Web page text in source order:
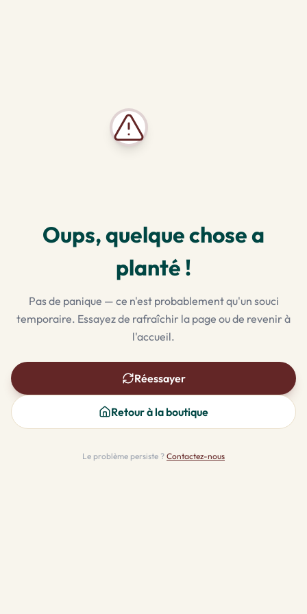
Oups, quelque chose a
planté !
Pas de panique — ce n'est probablement qu'un souci
temporaire. Essayez de rafraîchir la page ou de revenir à
l'accueil.
Réessayer
Retour à la boutique
Le problème persiste ? Contactez-nous